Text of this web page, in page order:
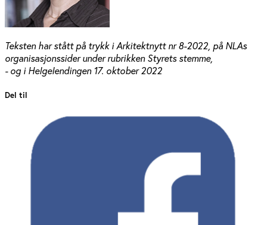
Teksten har stått på trykk i Arkitektnytt nr 8-2022, på NLAs
organisasjonssider under rubrikken Styrets stemme,
- og i Helgelendingen 17. oktober 2022
Del til